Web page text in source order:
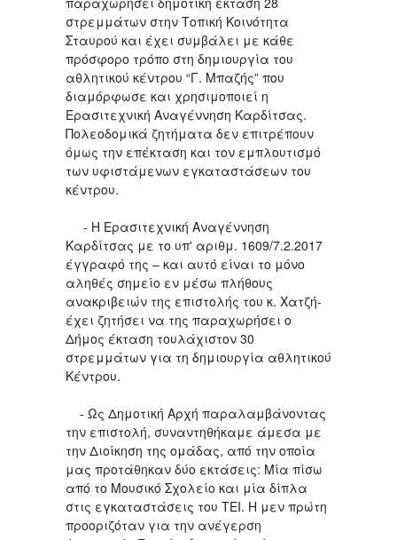
στρεμμάτων στην Τοπική Κοινότητα
Σταυρού και έχει συμβάλει με κάθε
πρόσφορο τρόπο στη δημιουργία του
αθλητικού κέντρου “Γ. Μπαζής” που
διαμόρφωσε και χρησιμοποιεί η
Ερασιτεχνική Αναγέννηση Καρδίτσας.
Πολεοδομικά ζητήματα δεν επιτρέπουν
όμως την επέκταση και τον εμπλουτισμό
των υφιστάμενων εγκαταστάσεων του
κέντρου.
- Η Ερασιτεχνική Αναγέννηση
Καρδίτσας με το υπ' αριθμ. 1609/7.2.2017
έγγραφό της – και αυτό είναι το μόνο
αληθές σημείο εν μέσω πλήθους
ανακριβειών της επιστολής του κ. Χατζή-
έχει ζητήσει να της παραχωρήσει ο
Δήμος έκταση τουλάχιστον 30
στρεμμάτων για τη δημιουργία αθλητικού
Κέντρου.
- Ως Δημοτική Αρχή παραλαμβάνοντας
την επιστολή, συναντηθήκαμε άμεσα με
την Διοίκηση της ομάδας, από την οποία
μας προτάθηκαν δύο εκτάσεις: Μία πίσω
από το Μουσικό Σχολείο και μία δίπλα
στις εγκαταστάσεις του ΤΕΙ. Η μεν πρώτη
προοριζόταν για την ανέγερση